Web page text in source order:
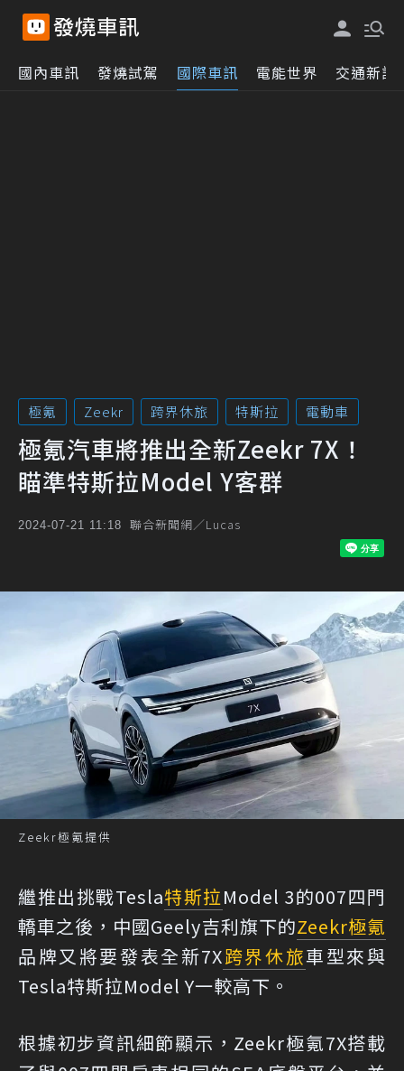
國內車訊 發燒試駕 國際車訊 電能世界 交通新訊
極氪 Zeekr 跨界休旅 特斯拉 電動車
極氪汽車將推出全新Zeekr 7X！
瞄準特斯拉Model Y客群
2024-07-21 11:18 聯合新聞網／Lucas
Zeekr極氪提供
繼推出挑戰Tesla特斯拉Model 3的007四門
轎車之後，中國Geely吉利旗下的Zeekr極氪
品牌又將要發表全新7X跨界休旅車型來與
Tesla特斯拉Model Y一較高下。
根據初步資訊細節顯示，Zeekr極氪7X搭載